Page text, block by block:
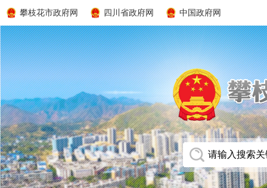
攀枝花市政府网 四川省政府网 中国政府网